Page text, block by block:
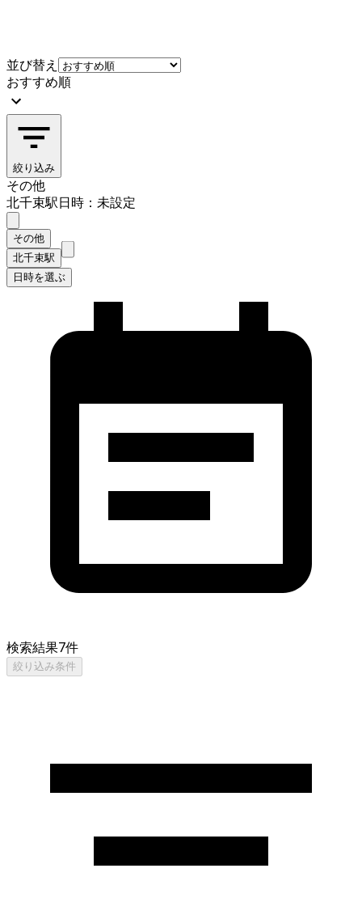
並び替え
おすすめ順
絞り込み
その他
北千束駅日時：未設定
その他
北千束駅
日時を選ぶ
検索結果7件
絞り込み条件